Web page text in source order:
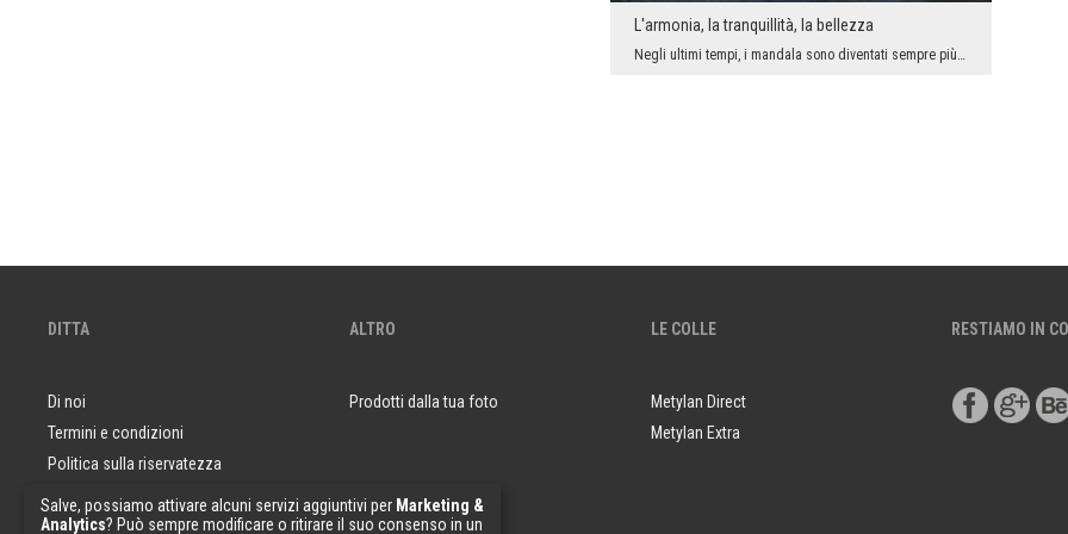
L'armonia, la tranquillità, la bellezza
Negli ultimi tempi, i mandala sono diventati sempre più popolari per quanto riguarda l’arrangiame...
DITTA
Di noi
Termini e condizioni
Politica sulla riservatezza
Domande e risposte
Campioni di carta da parati
ALTRO
Prodotti dalla tua foto
LE COLLE
Metylan Direct
Metylan Extra
RESTIAMO IN
Salve, possiamo attivare alcuni servizi aggiuntivi per Marketing &
Analytics? Può sempre modificare o ritirare il suo consenso in un